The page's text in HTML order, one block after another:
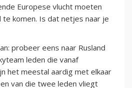
Europese vlucht moeten
te komen. Is dat netjes naar je
probeer eens naar Rusland
leden die vanaf
het meestal aardig met elkaar
van die twee leden vliegt